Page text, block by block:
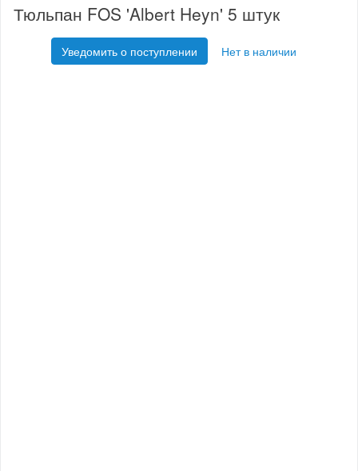
Тюльпан FOS 'Albert Heyn' 5 штук
Уведомить о поступлении Нет в наличии